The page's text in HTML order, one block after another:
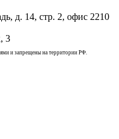
д. 14, стр. 2, офис 2210
3
и запрещены на территории РФ.